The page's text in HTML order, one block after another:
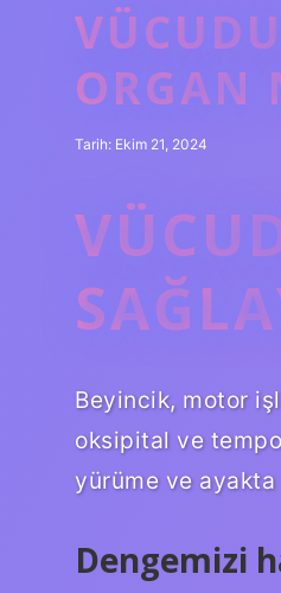
ORGAN
Tarih: Ekim 21, 2024
Beyincik, motor
oksipital ve
yürüme ve
Dengemizi